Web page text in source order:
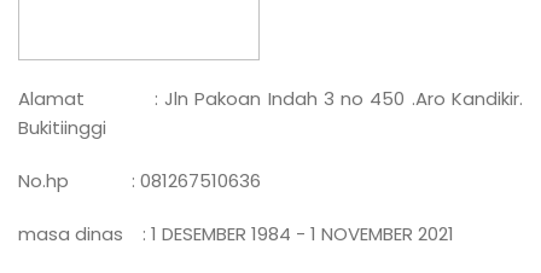
Alamat : Jln Pakoan Indah 3 no 450 .Aro Kandikir.
Bukitiinggi
No.hp : 081267510636
masa dinas : 1 DESEMBER 1984 - 1 NOVEMBER 2021